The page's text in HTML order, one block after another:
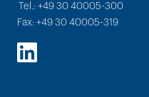
Tel.: +49 30 40005-300
Fax: +49 30 40005-319
LinkedIn